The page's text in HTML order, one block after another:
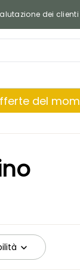
dei
offerte del